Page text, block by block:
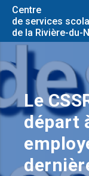
Centre
de services
de la Rivière-du-
Le
départ